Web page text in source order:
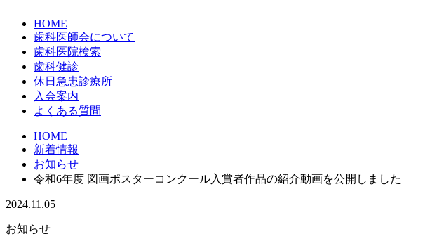
HOME
歯科医師会について
歯科医院検索
歯科健診
休日急患診療所
入会案内
よくある質問
HOME
新着情報
お知らせ
令和6年度 図画ポスターコンクール入賞者作品の紹介動画を公開しました
2024.11.05
お知らせ